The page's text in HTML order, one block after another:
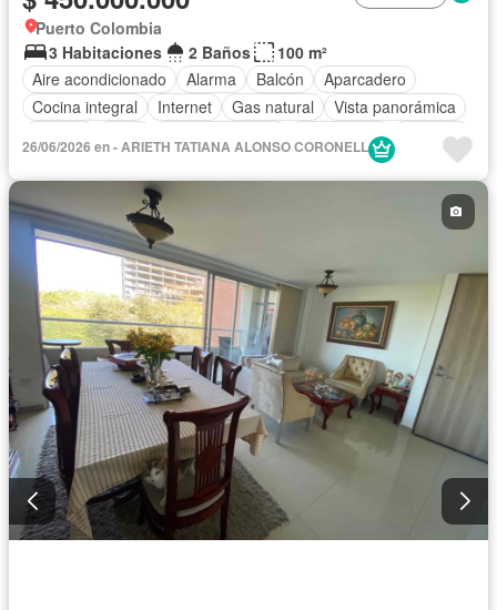
Puerto Colombia
3 Habitaciones
2 Baños
100 m²
Aire acondicionado
Alarma Balcón
Aparcadero
Cocina integral
Internet Gas natural
Vista panorámica
Área infantil
Vigilante
Jardín
Caseta de vigilancia
Sauna
Seguridad privada
Permite mascotas
Permite niños
26/06/2026 en - ARIETH TATIANA ALONSO CORONELL